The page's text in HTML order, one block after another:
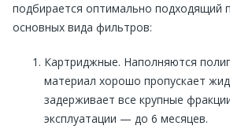
подбирается оптимально подходящий
основных вида фильтров:
Картриджные. Наполняются
материал хорошо пропускает
задерживает все крупные
эксплуатации — до 6 месяцев.